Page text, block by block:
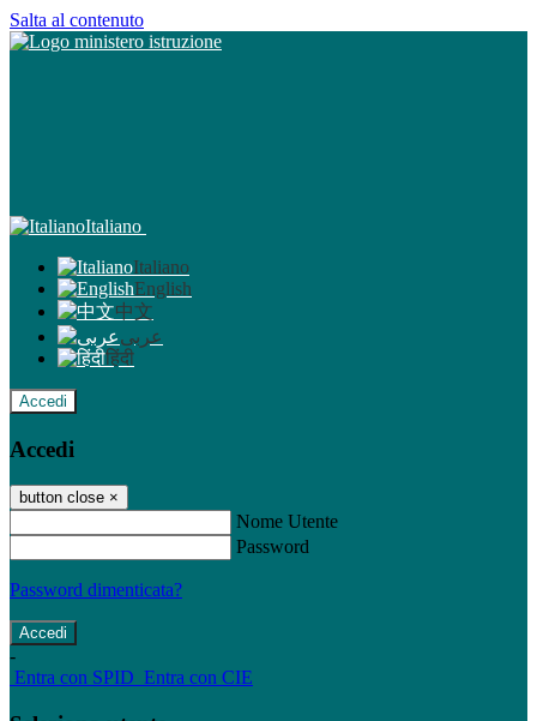
Salta al contenuto
Italiano
Italiano
English
中文
عربى
हिंदी
Accedi
Accedi
button close ×
Nome Utente
Password
Password dimenticata?
-
Entra con SPID Entra con CIE